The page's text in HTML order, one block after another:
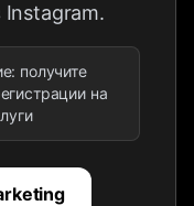
Instagram.
получите
на